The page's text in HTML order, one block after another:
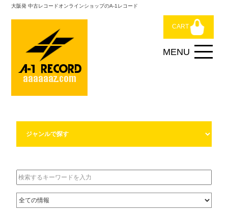
大阪発 中古レコードオンラインショップのA-1レコード
CART